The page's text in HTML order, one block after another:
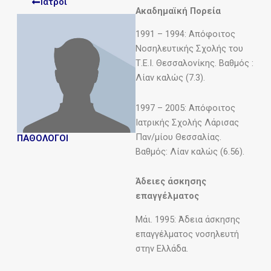
ΠΑΘΟΛΟΓΟΙ
Ακαδημαϊκή Πορεία
1991 – 1994: Απόφοιτος
Νοσηλευτικής Σχολής του
Τ.Ε.Ι. Θεσσαλονίκης. Βαθμός :
Λίαν καλώς (7.3).
1997 – 2005: Απόφοιτος
Ιατρικής Σχολής Λάρισας
Παν/μίου Θεσσαλίας.
Βαθμός: Λίαν καλώς (6.56).
Άδειες άσκησης
επαγγέλματος
Μάι. 1995: Άδεια άσκησης
επαγγέλματος νοσηλευτή
στην Ελλάδα.